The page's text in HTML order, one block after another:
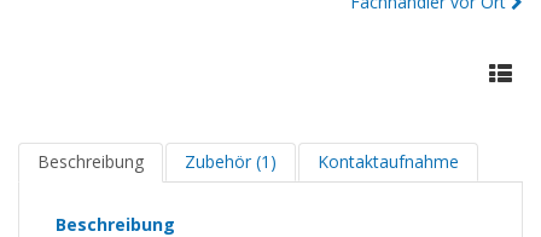
Beschreibung Zubehör (1) Kontaktaufnahme
Beschreibung